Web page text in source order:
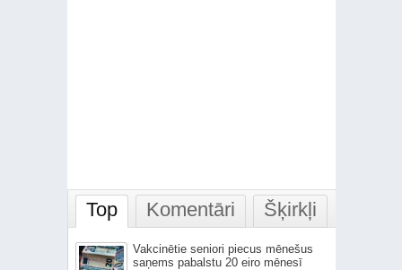
Top Komentāri Šķirkļi
Vakcinētie seniori piecus mēnešus
saņems pabalstu 20 eiro mēnesī